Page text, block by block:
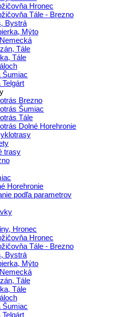
Hronec
Tále - Brezno
Bystrá
Mýto
Tále
Tále
Šumiac
Telgárt
Brezno
Šumiac
Tále
Dolné Horehronie
trasy
Horehronie
podľa parametrov
Hronec
Hronec
Tále - Brezno
Bystrá
Mýto
Tále
Tále
Šumiac
Telgárt